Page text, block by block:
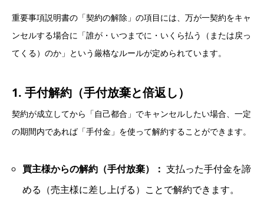
重要事項説明書の「契約の解除」の項目には、万が一契約をキャ
ンセルする場合に「誰が・いつまでに・いくら払う（または戻っ
てくる）のか」という厳格なルールが定められています。
1. 手付解約（手付放棄と倍返し）
契約が成立してから「自己都合」でキャンセルしたい場合、一定
の期間内であれば「手付金」を使って解約することができます。
買主様からの解約（手付放棄）： 支払った手付金を諦
める（売主様に差し上げる）ことで解約できます。